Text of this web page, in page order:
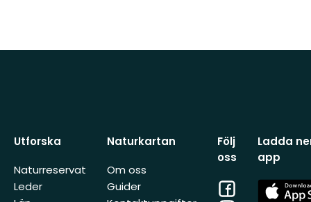
Utforska
Naturreservat
Leder
Naturkartan
Om oss
Guider
Följ
oss
Facebook
Ladda
app
App